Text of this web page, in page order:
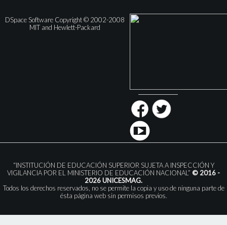
DSpace Software Copyright © 2002-2008
MIT and Hewlett-Packard
“INSTITUCIÓN DE EDUCACIÓN SUPERIOR SUJETA A INSPECCIÓN Y
VIGILANCIA POR EL MINISTERIO DE EDUCACIÓN NACIONAL” © 2016 -
2026 UNICESMAG.
Todos los derechos reservados, no se permite la copia y uso de ninguna parte de
ésta página web sin permisos previos.